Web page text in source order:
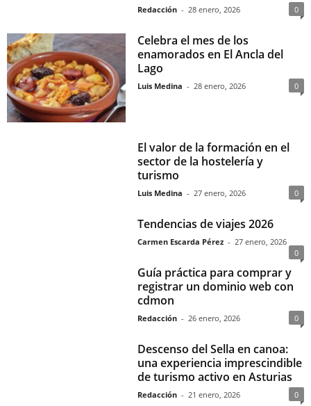
Redacción - 28 enero, 2026 0
Celebra el mes de los
enamorados en El Ancla del
Lago
Luis Medina - 28 enero, 2026 0
El valor de la formación en el
sector de la hostelería y
turismo
Luis Medina - 27 enero, 2026 0
Tendencias de viajes 2026
Carmen Escarda Pérez - 27 enero, 2026
0
Guía práctica para comprar y
registrar un dominio web con
cdmon
Redacción - 26 enero, 2026 0
Descenso del Sella en canoa:
una experiencia imprescindible
de turismo activo en Asturias
Redacción - 21 enero, 2026 0